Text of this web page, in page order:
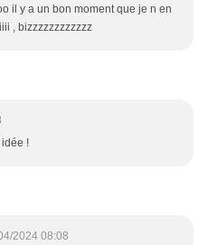
il y a un bon moment que je n en
, bizzzzzzzzzzzz
!
2024 08:08